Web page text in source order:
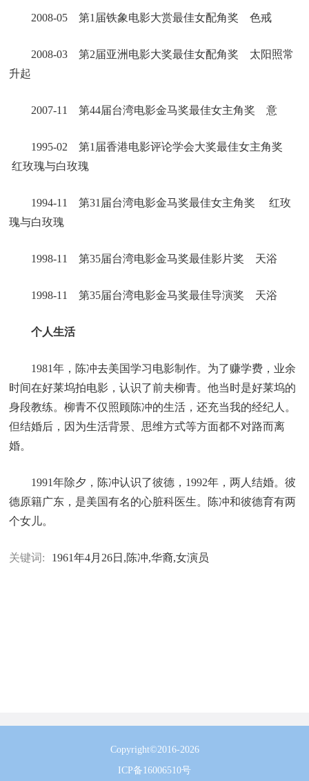
2008-05 第1届铁象电影大赏最佳女配角奖 色戒
2008-03 第2届亚洲电影大奖最佳女配角奖 太阳照常
升起
2007-11 第44届台湾电影金马奖最佳女主角奖 意
1995-02 第1届香港电影评论学会大奖最佳女主角奖
红玫瑰与白玫瑰
1994-11 第31届台湾电影金马奖最佳女主角奖 红玫
瑰与白玫瑰
1998-11 第35届台湾电影金马奖最佳影片奖 天浴
1998-11 第35届台湾电影金马奖最佳导演奖 天浴
个人生活
1981年，陈冲去美国学习电影制作。为了赚学费，业余
时间在好莱坞拍电影，认识了前夫柳青。他当时是好莱坞的
身段教练。柳青不仅照顾陈冲的生活，还充当我的经纪人。
但结婚后，因为生活背景、思维方式等方面都不对路而离
婚。
1991年除夕，陈冲认识了彼德，1992年，两人结婚。彼
德原籍广东，是美国有名的心脏科医生。陈冲和彼德育有两
个女儿。
关键词: 1961年4月26日,陈冲,华裔,女演员
Copyright©2016-2026
ICP备16006510号